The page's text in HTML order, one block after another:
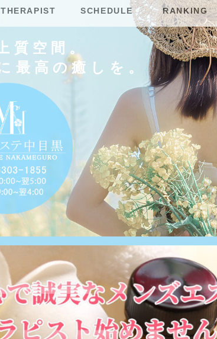
質空間。
最高の癒しを。
THERAPIST SCHEDULE RANKING